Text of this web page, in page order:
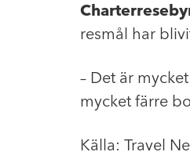
resmål har
– Det är
mycket färre
Källa: Travel